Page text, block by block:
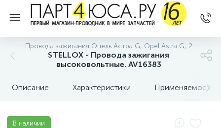
Провода зажигания Опель Астра G, Opel Astra G, 2
STELLOX - Провода зажигания
высоковольтные. AV16383
Описание Характеристики Применяемость
В наличии